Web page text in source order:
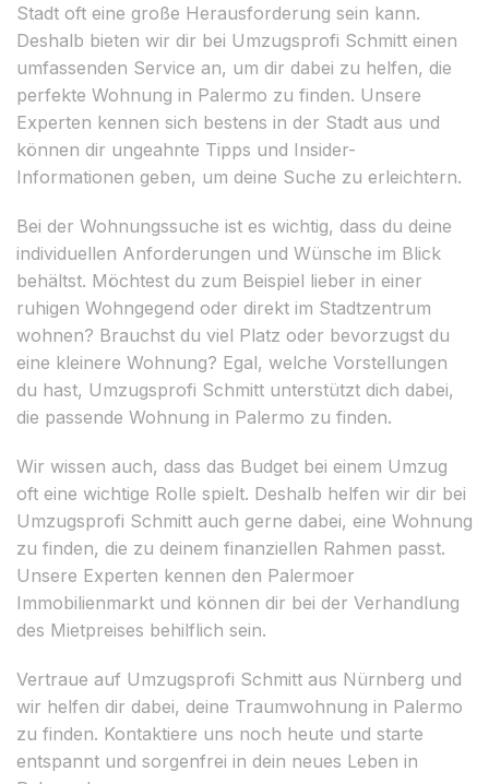
Stadt oft eine große Herausforderung sein kann.
Deshalb bieten wir dir bei Umzugsprofi Schmitt einen
umfassenden Service an, um dir dabei zu helfen, die
perfekte Wohnung in Palermo zu finden. Unsere
Experten kennen sich bestens in der Stadt aus und
können dir ungeahnte Tipps und Insider-
Informationen geben, um deine Suche zu erleichtern.
Bei der Wohnungssuche ist es wichtig, dass du deine
individuellen Anforderungen und Wünsche im Blick
behältst. Möchtest du zum Beispiel lieber in einer
ruhigen Wohngegend oder direkt im Stadtzentrum
wohnen? Brauchst du viel Platz oder bevorzugst du
eine kleinere Wohnung? Egal, welche Vorstellungen
du hast, Umzugsprofi Schmitt unterstützt dich dabei,
die passende Wohnung in Palermo zu finden.
Wir wissen auch, dass das Budget bei einem Umzug
oft eine wichtige Rolle spielt. Deshalb helfen wir dir bei
Umzugsprofi Schmitt auch gerne dabei, eine Wohnung
zu finden, die zu deinem finanziellen Rahmen passt.
Unsere Experten kennen den Palermoer
Immobilienmarkt und können dir bei der Verhandlung
des Mietpreises behilflich sein.
Vertraue auf Umzugsprofi Schmitt aus Nürnberg und
wir helfen dir dabei, deine Traumwohnung in Palermo
zu finden. Kontaktiere uns noch heute und starte
entspannt und sorgenfrei in dein neues Leben in